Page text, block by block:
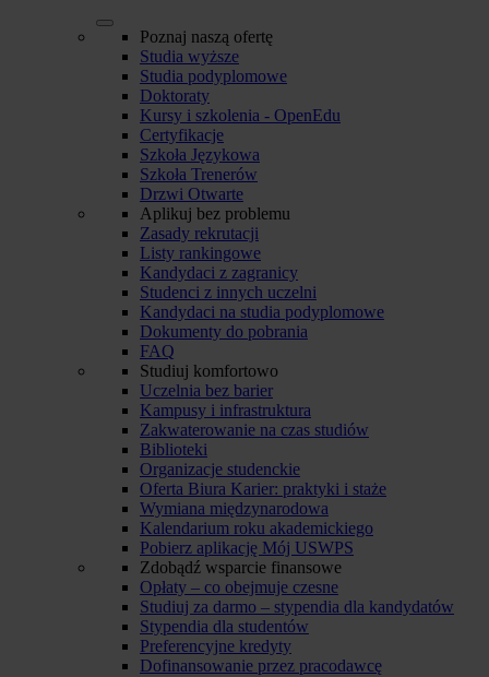
Poznaj naszą ofertę
Studia wyższe
Studia podyplomowe
Doktoraty
Kursy i szkolenia - OpenEdu
Certyfikacje
Szkoła Językowa
Szkoła Trenerów
Drzwi Otwarte
Aplikuj bez problemu
Zasady rekrutacji
Listy rankingowe
Kandydaci z zagranicy
Studenci z innych uczelni
Kandydaci na studia podyplomowe
Dokumenty do pobrania
FAQ
Studiuj komfortowo
Uczelnia bez barier
Kampusy i infrastruktura
Zakwaterowanie na czas studiów
Biblioteki
Organizacje studenckie
Oferta Biura Karier: praktyki i staże
Wymiana międzynarodowa
Kalendarium roku akademickiego
Pobierz aplikację Mój USWPS
Zdobądź wsparcie finansowe
Opłaty – co obejmuje czesne
Studiuj za darmo – stypendia dla kandydatów
Stypendia dla studentów
Preferencyjne kredyty
Dofinansowanie przez pracodawcę